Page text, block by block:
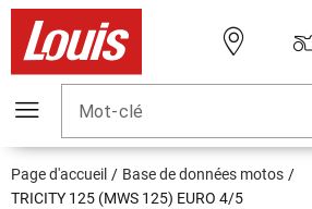
Mot-clé
Page d'accueil
Base de données motos
TRICITY 125 (MWS 125) EURO 4/5